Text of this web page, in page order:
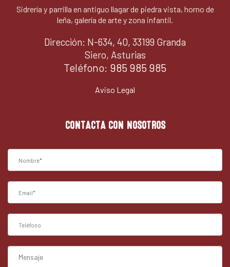
Sidrería y parrilla en antiguo llagar de piedra vista, horno de
leña, galería de arte y zona infantil.
Dirección: N-634, 40, 33199 Granda
Siero, Asturias
Teléfono: 985 985 985
Aviso Legal
CONTACTA CON NOSOTROS